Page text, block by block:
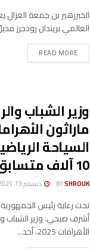
الخبرزهير بن جمعة
العالمي بريندان رودجرز
READ MORE
DETAILS
وزير الشباب
السياحة
10 آلاف متسابق من 120 دولة
BYSHROUK ديسمبر 13, 2025
تحت رعاية رئيس
أشرف صبحي، وزير الشباب
الأهرامات 2025، أحد...